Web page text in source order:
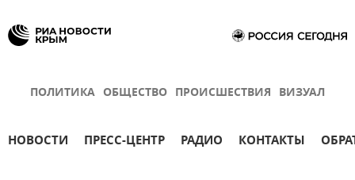
ПОЛИТИКА ОБЩЕСТВО ПРОИСШЕСТВИЯ ВИЗУАЛ
НОВОСТИ ПРЕСС-ЦЕНТР РАДИО КОНТАКТЫ